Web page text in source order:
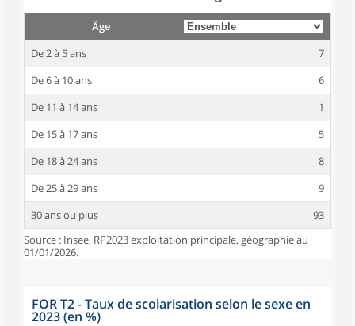
Âge
De 2 à 5 ans
7
De 6 à 10 ans
6
De 11 à 14 ans
1
De 15 à 17 ans
5
De 18 à 24 ans
8
De 25 à 29 ans
9
30 ans ou plus
93
Source : Insee, RP2023 exploitation principale, géographie au
01/01/2026.
FOR T2 - Taux de scolarisation selon le sexe en
2023 (en %)